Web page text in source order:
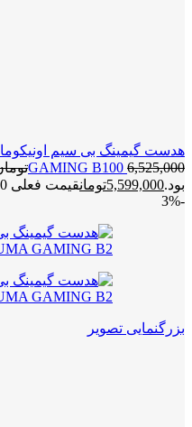
GAMING B100 6,525,000
بود.5,599,000تومانقیمت فعلی 5,599,000تومان است.
-3%
بزرگنمایی تصویر